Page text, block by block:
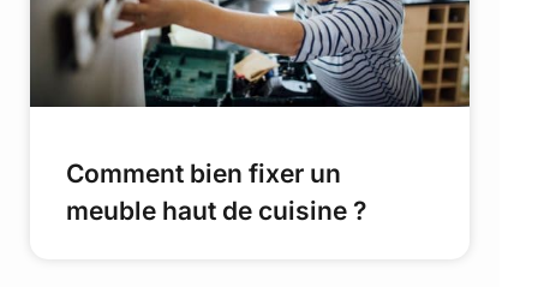
Comment bien fixer un
meuble haut de cuisine ?